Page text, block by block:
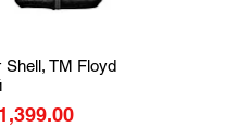
Quick View
TM Floyd